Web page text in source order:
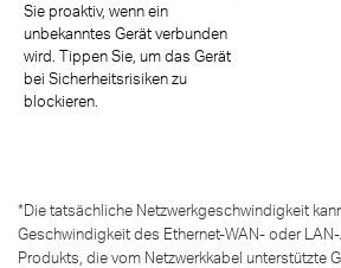
Sie proaktiv, wenn ein
unbekanntes Gerät verbunden
wird. Tippen Sie, um das Gerät
bei Sicherheitsrisiken zu
blockieren.
*Die tatsächliche Netzwerkgeschwindigkeit
Geschwindigkeit des Ethernet-WAN- oder
Produkts, die vom Netzwerkkabel unterstützte